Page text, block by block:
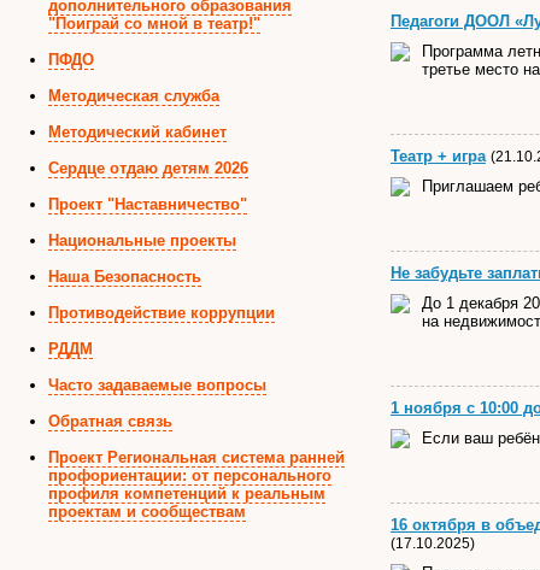
дополнительного образования
"Поиграй со мной в театр!"
ПФДО
Методическая служба
Методический кабинет
Сердце отдаю детям 2026
Проект "Наставничество"
Национальные проекты
Наша Безопасность
Противодействие коррупции
РДДМ
Часто задаваемые вопросы
Обратная связь
Проект Региональная система ранней
профориентации: от персонального
профиля компетенций к реальным
проектам и сообществам
Педагоги ДООЛ
Программа
третье место
Театр + игра
Приглашаем
Не забудьте
До 1 декабря
на
1 ноября с 10:00
Если ваш
16 октября в
(17.10.2025)